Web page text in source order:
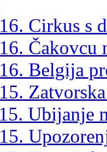
Cirkus s
Čakovcu
Belgija
Ubijanje